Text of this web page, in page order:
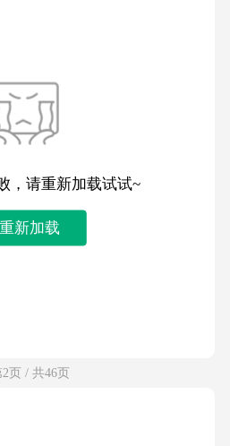
，请重新加载试试~
重新加载
2页 / 共46页